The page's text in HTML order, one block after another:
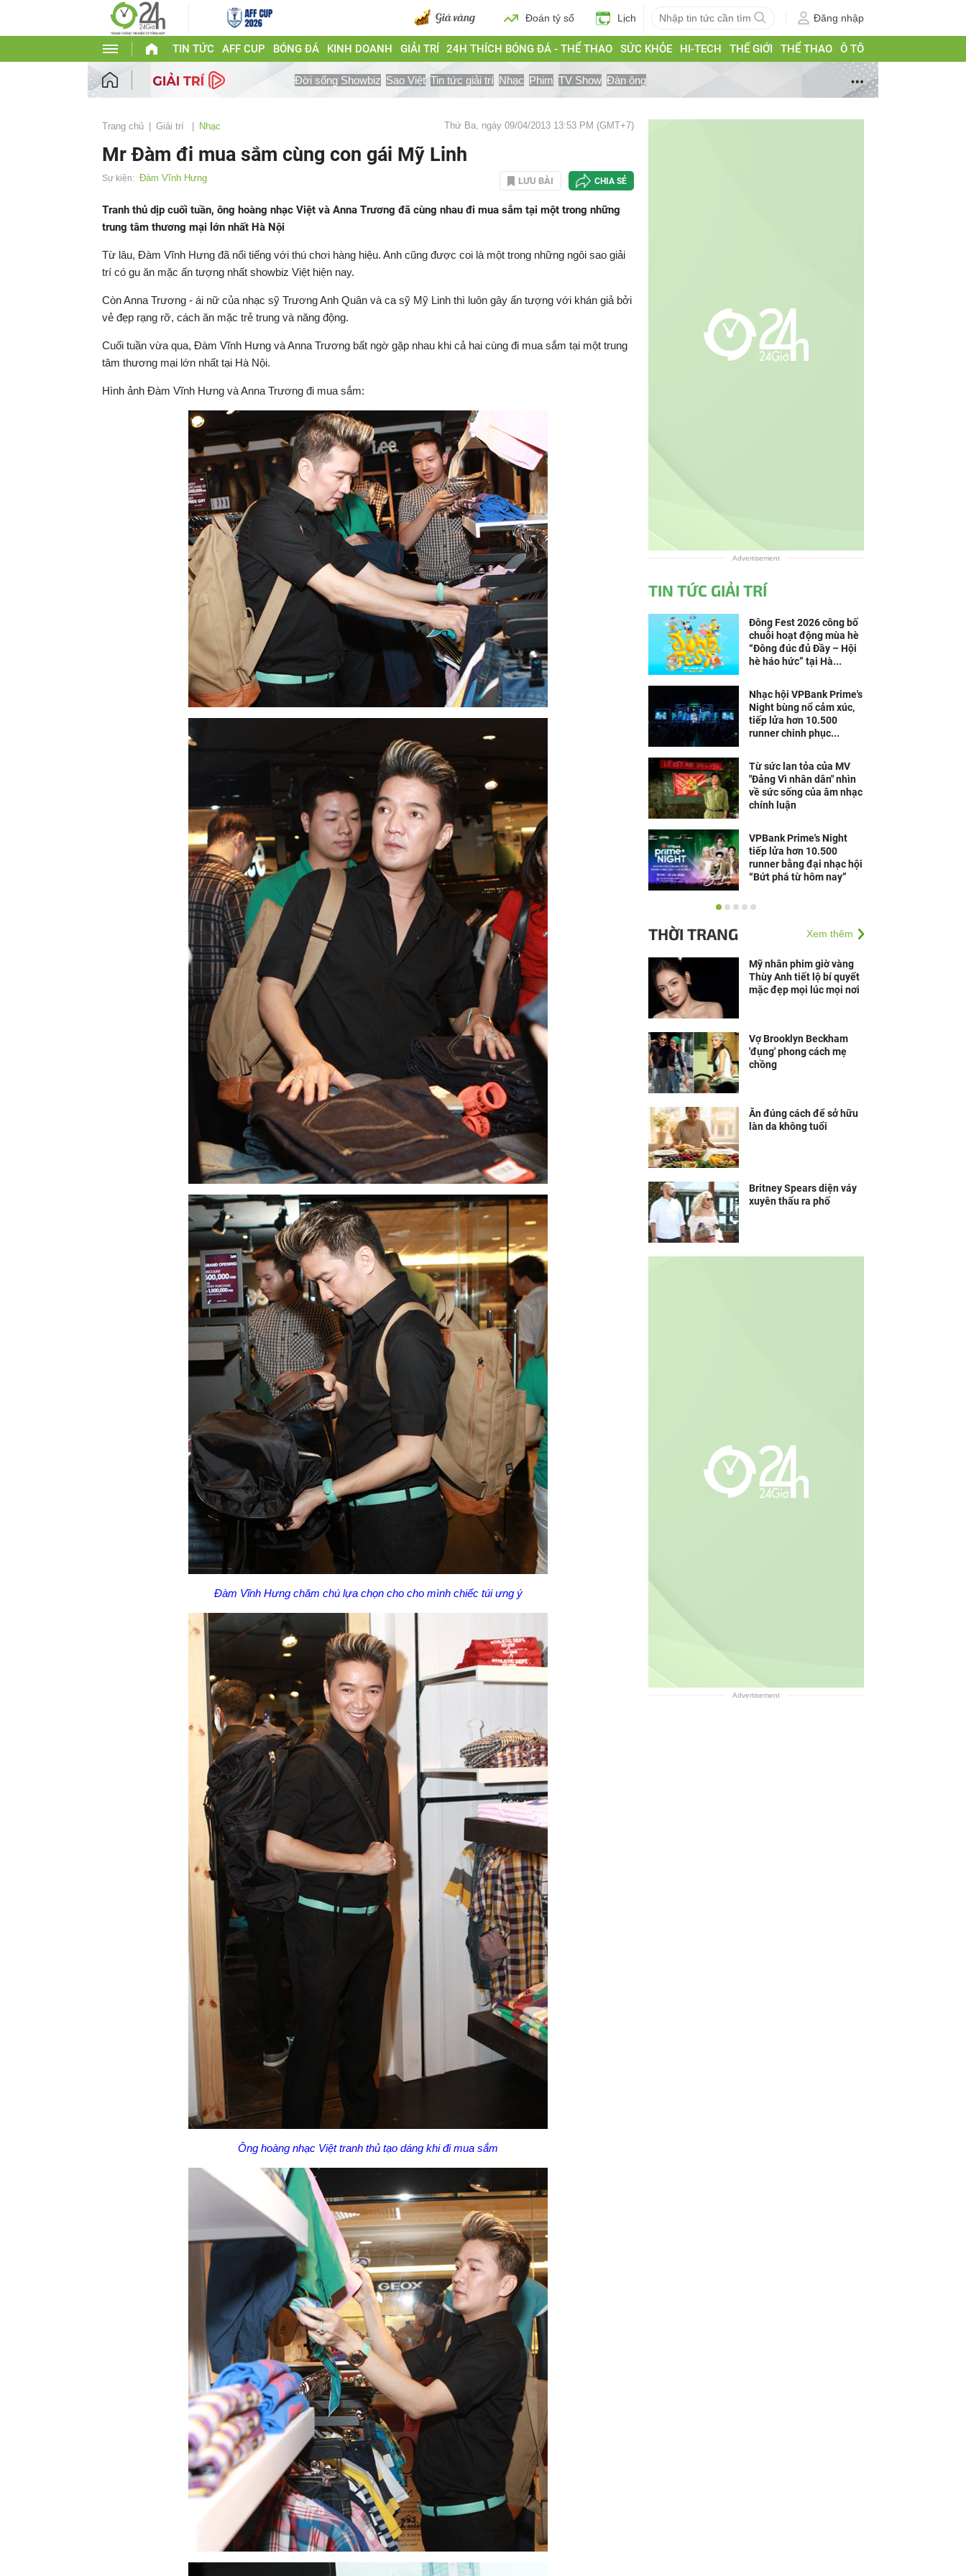
Đoán tỷ số Lịch Đăng nhập
TIN TỨC AFF CUP BÓNG ĐÁ KINH DOANH GIẢI TRÍ 24H THÍCH BÓNG ĐÁ - THỂ THAO SỨC KHỎE HI-TECH THẾ GIỚI THỂ THAO Ô TÔ
Đời sống Showbiz Sao Việt Tin tức giải trí Nhạc Phim TV Show Đàn ông
Trang chủ Giải trí Nhạc Thứ Ba, ngày 09/04/2013 13:53 PM (GMT+7)
Mr Đàm đi mua sắm cùng con gái Mỹ Linh
Sự kiện: Đàm Vĩnh Hưng LƯU BÀI CHIA SẺ
Tranh thủ dịp cuối tuần, ông hoàng nhạc Việt và Anna Trương đã cùng nhau đi mua sắm tại một trong những
trung tâm thương mại lớn nhất Hà Nội
Từ lâu, Đàm Vĩnh Hưng đã nổi tiếng với thú chơi hàng hiệu. Anh cũng được coi là một trong những ngôi sao giải
trí có gu ăn mặc ấn tượng nhất showbiz Việt hiện nay.
Còn Anna Trương - ái nữ của nhạc sỹ Trương Anh Quân và ca sỹ Mỹ Linh thì luôn gây ấn tượng với khán giả bởi
vẻ đẹp rạng rỡ, cách ăn mặc trẻ trung và năng động.
Cuối tuần vừa qua, Đàm Vĩnh Hưng và Anna Trương bất ngờ gặp nhau khi cả hai cùng đi mua sắm tại một trung
tâm thương mại lớn nhất tại Hà Nội.
Hình ảnh Đàm Vĩnh Hưng và Anna Trương đi mua sắm:
Đàm Vĩnh Hưng chăm chú lựa chọn cho cho mình chiếc túi ưng ý
Ông hoàng nhạc Việt tranh thủ tạo dáng khi đi mua sắm
Advertisement
TIN TỨC GIẢI TRÍ
Đông Fest 2026 công bố
chuỗi hoạt động mùa hè
“Đông đúc đủ Đầy – Hội
hè háo hức” tại Hà...
Nhạc hội VPBank Prime's
Night bùng nổ cảm xúc,
tiếp lửa hơn 10.500
runner chinh phục...
Từ sức lan tỏa của MV
"Đảng Vì nhân dân" nhìn
về sức sống của âm nhạc
chính luận
VPBank Prime's Night
tiếp lửa hơn 10.500
runner bằng đại nhạc hội
“Bứt phá từ hôm nay”
Hàng nghìn khán giả
Thạch, Bùi Công Nam tại
Nẵng
THỜI TRANG Xem thêm
Mỹ nhân phim giờ vàng
Thùy Anh tiết lộ bí quyết
mặc đẹp mọi lúc mọi nơi
Vợ Brooklyn Beckham
'đụng' phong cách mẹ
chồng
Ăn đúng cách để sở hữu
làn da không tuổi
Britney Spears diện váy
xuyên thấu ra phố
Advertisement